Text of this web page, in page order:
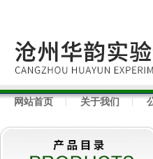
网站首页 关于我们